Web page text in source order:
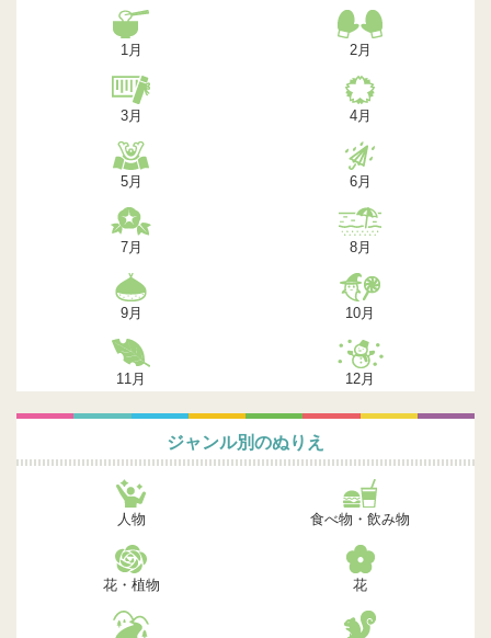
1月 2月
3月 4月
5月 6月
7月 8月
9月 10月
11月 12月
ジャンル別のぬりえ
人物 食べ物・飲み物
花・植物 花